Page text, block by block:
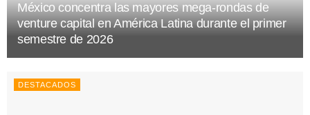
México concentra las mayores mega-rondas de
venture capital en América Latina durante el primer
semestre de 2026
DESTACADOS